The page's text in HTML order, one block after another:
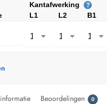
Kantafwerking ?
L1 L2 B1
Beoordelingen 0